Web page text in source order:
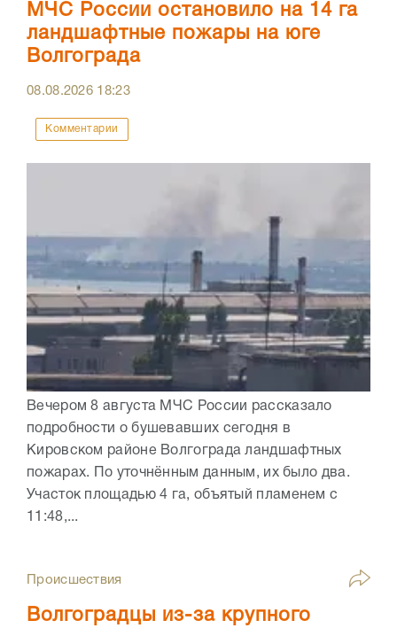
МЧС России остановило на 14 га
ландшафтные пожары на юге
Волгограда
08.08.2026 18:23
Комментарии
Вечером 8 августа МЧС России рассказало
подробности о бушевавших сегодня в
Кировском районе Волгограда ландшафтных
пожарах. По уточнённым данным, их было два.
Участок площадью 4 га, объятый пламенем с
11:48,...
Происшествия
Волгоградцы из-за крупного